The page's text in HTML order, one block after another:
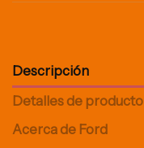
Descripción
Detalles de producto
Acerca de Ford